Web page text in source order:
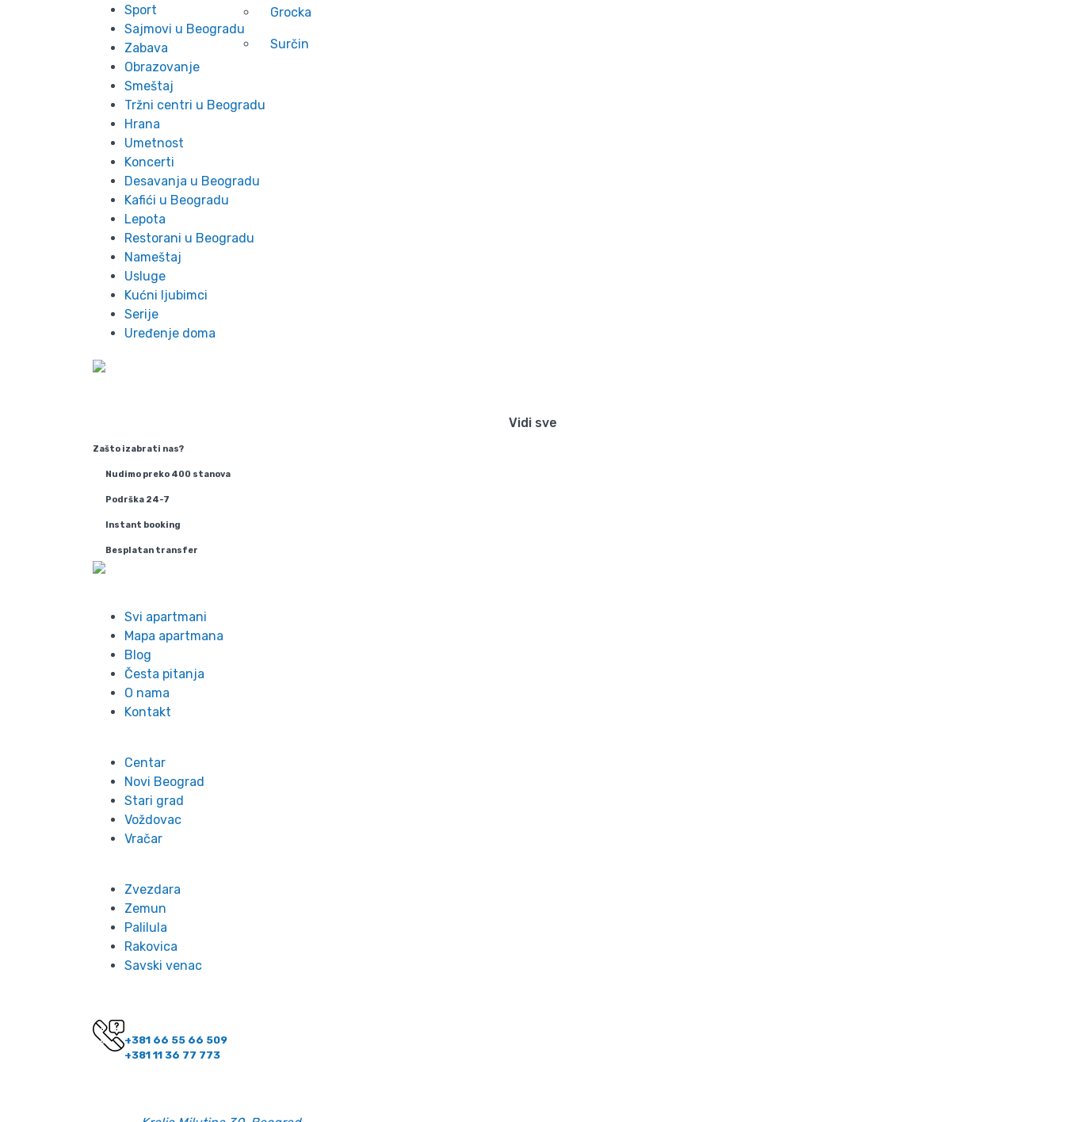
Grocka
Surčin
Sport
Sajmovi u Beogradu
Zabava
Obrazovanje
Smeštaj
Tržni centri u Beogradu
Hrana
Umetnost
Koncerti
Desavanja u Beogradu
Kafići u Beogradu
Lepota
Restorani u Beogradu
Nameštaj
Usluge
Kućni ljubimci
Serije
Uređenje doma
Vidi sve
Zašto izabrati nas?
Nudimo preko 400 stanova
Podrška 24-7
Instant booking
Besplatan transfer
Svi apartmani
Mapa apartmana
Blog
Česta pitanja
O nama
Kontakt
Centar
Novi Beograd
Stari grad
Voždovac
Vračar
Zvezdara
Zemun
Palilula
Rakovica
Savski venac
+381 66 55 66 509
+381 11 36 77 773